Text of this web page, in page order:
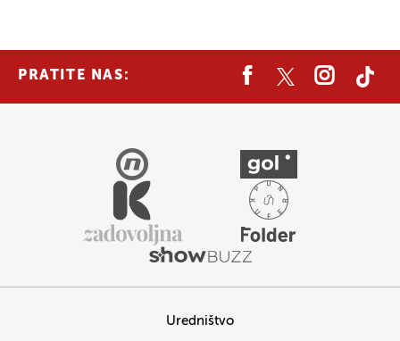
PRATITE NAS:
Uredništvo